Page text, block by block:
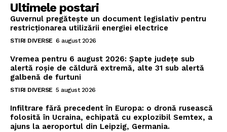
Ultimele postari
Guvernul pregătește un document legislativ pentru
restricționarea utilizării energiei electrice
STIRI DIVERSE 6 august 2026
Vremea pentru 6 august 2026: Șapte județe sub
alertă roșie de căldură extremă, alte 31 sub alertă
galbenă de furtuni
STIRI DIVERSE 5 august 2026
Infiltrare fără precedent în Europa: o dronă rusească
folosită în Ucraina, echipată cu explozibil Semtex, a
ajuns la aeroportul din Leipzig, Germania.